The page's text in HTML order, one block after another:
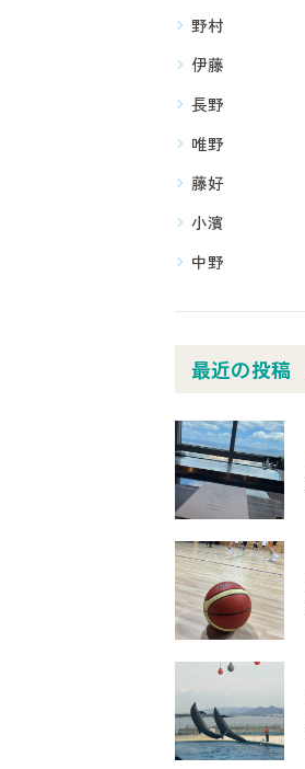
野村
伊藤
長野
唯野
藤好
小濱
中野
最近の投稿